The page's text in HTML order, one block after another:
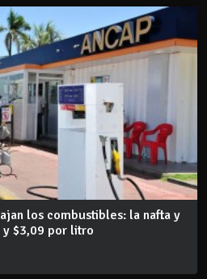
los combustibles: la nafta y
$3,09 por litro